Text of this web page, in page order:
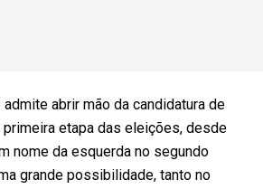
abrir mão da candidatura de
primeira etapa das eleições, desde
nome da esquerda no segundo
grande possibilidade, tanto no